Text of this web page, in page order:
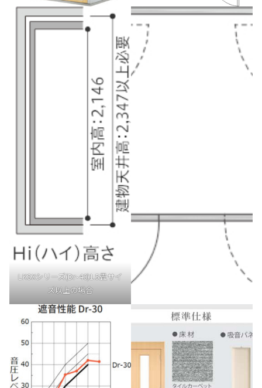
LKSXシリーズ(Dr-40)1.5畳サイ
ズ以上の場合